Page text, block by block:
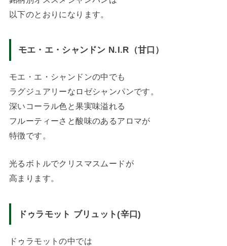
以下のとおりになります。
モエ・エ・シャンドン N.I.R（甘口）
モエ・エ・シャンドンの中でも
ラグジュアリーなロゼシャンパンです。
深いコーラル色と果実味溢れる
フルーティーさと酸味のあるアロマが
特徴です。
光るボトルでクリスマスムードが
高まります。
ドゥラモット ブリュット(辛口)
ドゥラモットの中では